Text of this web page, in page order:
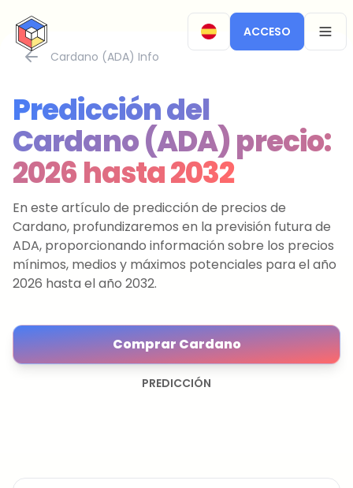
CryptoTicker
ACCESO
Cardano (ADA) Info
Predicción del
Cardano (ADA) precio:
2026 hasta 2032
En este artículo de predicción de precios de
Cardano, profundizaremos en la previsión futura de
ADA, proporcionando información sobre los precios
mínimos, medios y máximos potenciales para el año
2026 hasta el año 2032.
PREDICCIÓN
Comprar Cardano